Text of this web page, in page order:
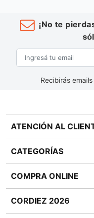
¡No te
Recibirás
ATENCIÓN AL
Preguntas frecuentes
0810 555 1970
Términos y condiciones
Política de
CATEGORÍAS
Bebidas
Lácteos
COMPRA ONLINE
Métodos de entrega
CORDIEZ 2026